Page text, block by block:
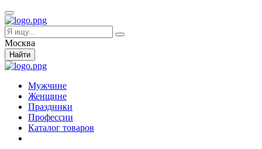
Москва
Найти
Мужчине
Женщине
Праздники
Профессии
Каталог товаров